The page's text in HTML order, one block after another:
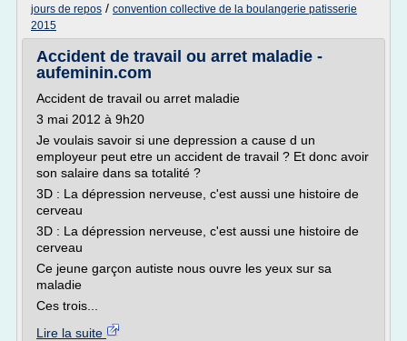
jours de repos / convention collective de la boulangerie patisserie
2015
Accident de travail ou arret maladie -
aufeminin.com
Accident de travail ou arret maladie
3 mai 2012 à 9h20
Je voulais savoir si une depression a cause d un
employeur peut etre un accident de travail ? Et donc avoir
son salaire dans sa totalité ?
3D : La dépression nerveuse, c'est aussi une histoire de
cerveau
3D : La dépression nerveuse, c'est aussi une histoire de
cerveau
Ce jeune garçon autiste nous ouvre les yeux sur sa
maladie
Ces trois...
Lire la suite